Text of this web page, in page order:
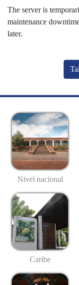
The server is
maintenance
later.
Nivel nacional
Caribe